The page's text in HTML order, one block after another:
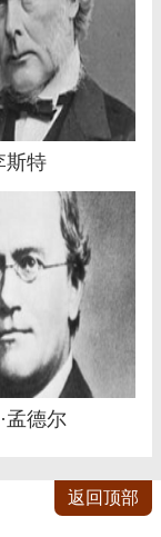
斯特
孟德尔
返回顶部